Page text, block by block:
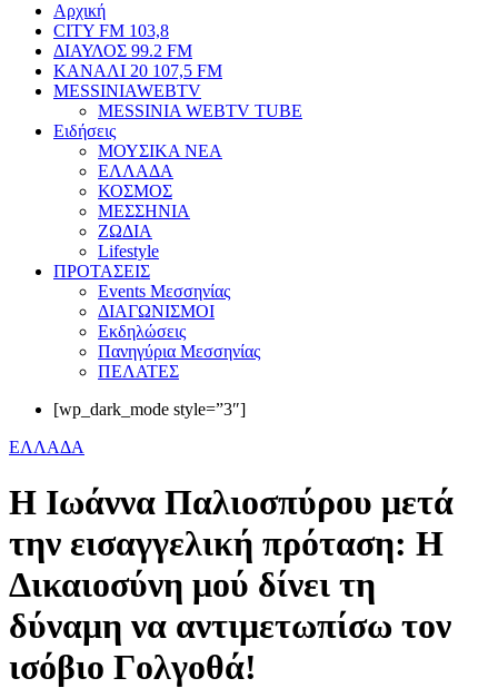
Αρχική
CITY FM 103,8
ΔΙΑΥΛΟΣ 99.2 FM
ΚΑΝΑΛΙ 20 107,5 FM
MESSINIAWEBTV
MESSINIA WEBTV TUBE
Eιδήσεις
ΜΟΥΣΙΚΑ ΝΕΑ
ΕΛΛΑΔΑ
ΚΟΣΜΟΣ
ΜΕΣΣΗΝΙΑ
ΖΩΔΙΑ
Lifestyle
ΠΡΟΤΑΣΕΙΣ
Events Μεσσηνίας
ΔΙΑΓΩΝΙΣΜΟΙ
Εκδηλώσεις
Πανηγύρια Μεσσηνίας
ΠΕΛΑΤΕΣ
[wp_dark_mode style=”3″]
ΕΛΛΑΔΑ
Η Ιωάννα Παλιοσπύρου μετά
την εισαγγελική πρόταση: Η
Δικαιοσύνη μού δίνει τη
δύναμη να αντιμετωπίσω τον
ισόβιο Γολγοθά!